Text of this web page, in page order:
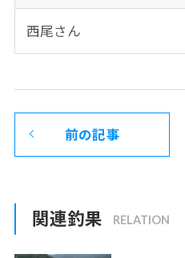
西尾さん
前の記事
関連釣果